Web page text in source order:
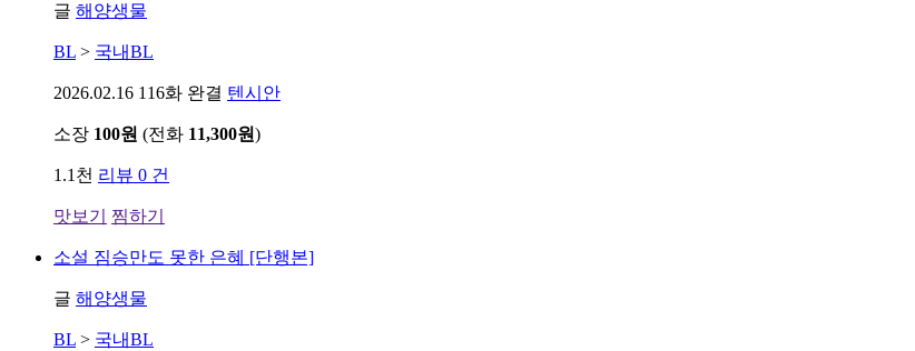
글 해양생물
BL > 국내BL
2026.02.16 116화 완결 텐시안
소장 100원 (전화 11,300원)
1.1천 리뷰 0 건
맛보기 찜하기
소설 짐승만도 못한 은혜 [단행본]
글 해양생물
BL > 국내BL